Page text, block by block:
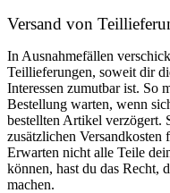
Versand von
In Ausnahmefällen
Teillieferungen, soweit dir
Interessen zumutbar ist. So
Bestellung warten, wenn
bestellten Artikel verzögert.
zusätzlichen
Erwarten nicht alle Teile
können, hast du das Recht,
machen.